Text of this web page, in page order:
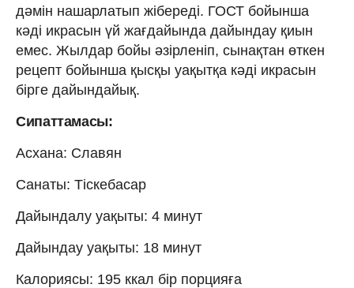
дәмін нашарлатып жібереді. ГОСТ бойынша
кәді икрасын үй жағдайында дайындау қиын
емес. Жылдар бойы әзірленіп, сынақтан өткен
рецепт бойынша қысқы уақытқа кәді икрасын
бірге дайындайық.
Сипаттамасы:
Асхана: Славян
Санаты: Тіскебасар
Дайындалу уақыты: 4 минут
Дайындау уақыты: 18 минут
Калориясы: 195 ккал бір порцияға